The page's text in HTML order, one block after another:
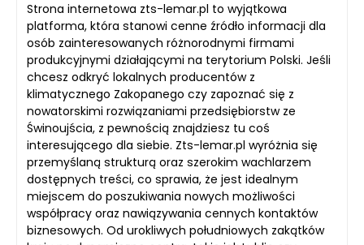
Strona internetowa zts-lemar.pl to wyjątkowa
platforma, która stanowi cenne źródło informacji dla
osób zainteresowanych różnorodnymi firmami
produkcyjnymi działającymi na terytorium Polski. Jeśli
chcesz odkryć lokalnych producentów z
klimatycznego Zakopanego czy zapoznać się z
nowatorskimi rozwiązaniami przedsiębiorstw ze
Świnoujścia, z pewnością znajdziesz tu coś
interesującego dla siebie. Zts-lemar.pl wyróżnia się
przemyślaną strukturą oraz szerokim wachlarzem
dostępnych treści, co sprawia, że jest idealnym
miejscem do poszukiwania nowych możliwości
współpracy oraz nawiązywania cennych kontaktów
biznesowych. Od urokliwych południowych zakątków